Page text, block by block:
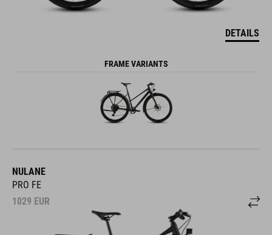
DETAILS
FRAME VARIANTS
NULANE
PRO FE
1029 EUR